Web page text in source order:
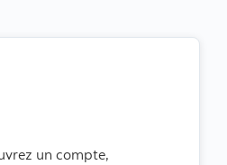
un compte,